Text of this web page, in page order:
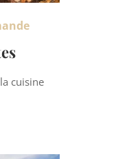
cuisine